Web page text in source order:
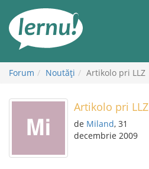
conținut
Forum Noutăţi Artikolo pri LLZ
Artikolo pri LLZ
de Miland, 31
decembrie 2009